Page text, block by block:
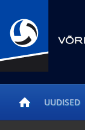
UUDISED